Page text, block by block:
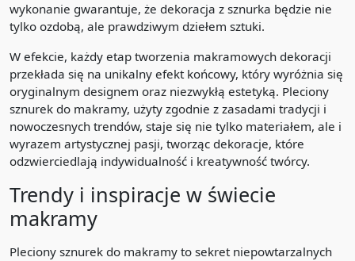
wykonanie gwarantuje, że dekoracja z sznurka będzie nie
tylko ozdobą, ale prawdziwym dziełem sztuki.
W efekcie, każdy etap tworzenia makramowych dekoracji
przekłada się na unikalny efekt końcowy, który wyróżnia się
oryginalnym designem oraz niezwykłą estetyką. Pleciony
sznurek do makramy, użyty zgodnie z zasadami tradycji i
nowoczesnych trendów, staje się nie tylko materiałem, ale i
wyrazem artystycznej pasji, tworząc dekoracje, które
odzwierciedlają indywidualność i kreatywność twórcy.
Trendy i inspiracje w świecie
makramy
Pleciony sznurek do makramy to sekret niepowtarzalnych